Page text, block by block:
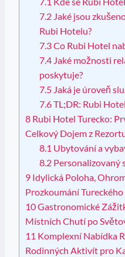
7.2 Jaké jsou
Rubi Hotelu?
7.3Co Rubi Hotel
7.4 Jaké možnosti
poskytuje?
7.5 Jaká je úroveň
7.6TL;DR: Rubi
8 Rubi Hotel Turecko:
Celkový Dojem z
8.1 Ubytování a
8.2 Personalizovaný
9 Idylická Poloha,
Prozkoumání
10Gastronomické
Místních Chutí po
11 Komplexní Nabídka
Rodinných Aktivít pro